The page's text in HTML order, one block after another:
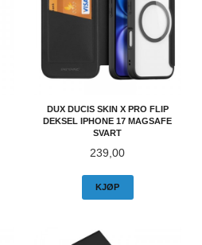
DUX DUCIS SKIN X PRO FLIP
DEKSEL IPHONE 17 MAGSAFE
SVART
Pris
239,00
KJØP